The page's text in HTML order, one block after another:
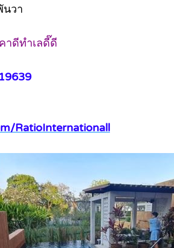
นวา
าดีทำเลดี๊ดี
RatioInternationall